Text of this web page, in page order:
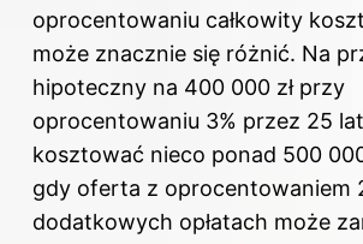
oprocentowaniu całkowity
może znacznie się różnić. Na
hipoteczny na 400 000 zł przy
oprocentowaniu 3% przez 25
kosztować nieco ponad 500
gdy oferta z oprocentowaniem
dodatkowych opłatach może